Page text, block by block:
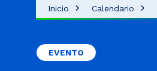
Inicio Calendario
EVENTO